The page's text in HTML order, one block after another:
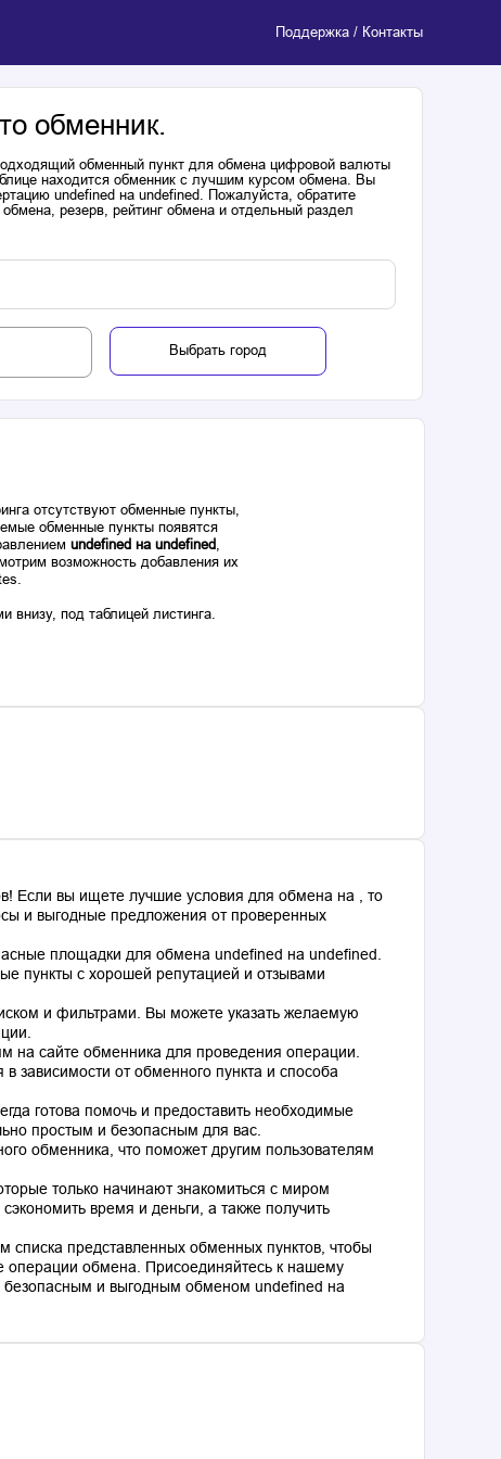
Поддержка / Контакты
обменник.
обменный пункт для обмена цифровой валюты
находится обменник с лучшим курсом обмена. Вы
undefined на undefined. Пожалуйста, обратите
резерв, рейтинг обмена и отдельный раздел
Выбрать город
отсутствуют обменные пункты,
обменные пункты появятся
undefined на undefined,
возможность добавления их
внизу, под таблицей листинга.
Если вы ищете лучшие условия для обмена на , то
и выгодные предложения от проверенных
площадки для обмена undefined на undefined.
пункты с хорошей репутацией и отзывами
и фильтрами. Вы можете указать желаемую
на сайте обменника для проведения операции.
зависимости от обменного пункта и способа
готова помочь и предоставить необходимые
простым и безопасным для вас.
обменника, что поможет другим пользователям
только начинают знакомиться с миром
время и деньги, а также получить
представленных обменных пунктов, чтобы
операции обмена. Присоединяйтесь к нашему
безопасным и выгодным обменом undefined на